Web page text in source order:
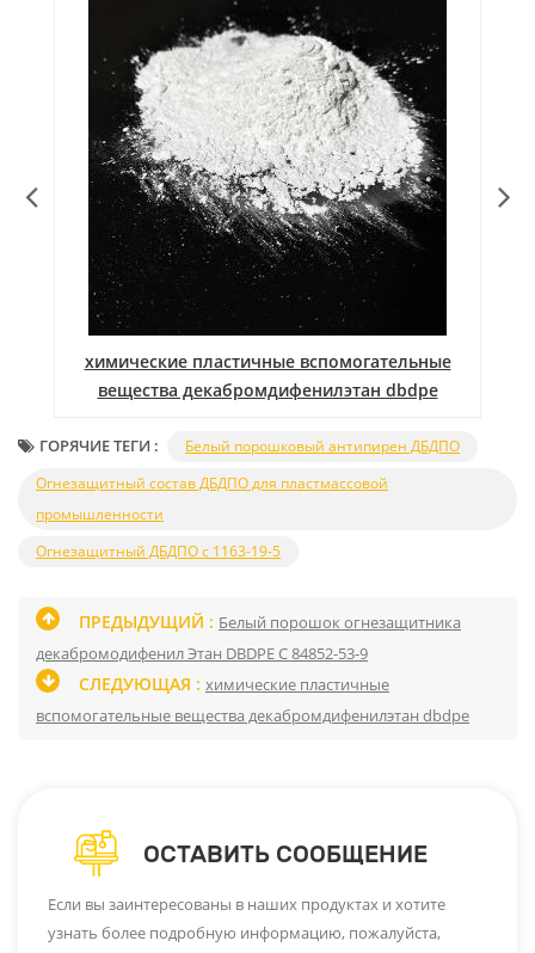
химические пластичные вспомогательные
вещества декабромдифенилэтан dbdpe
ГОРЯЧИЕ ТЕГИ :
Белый порошковый антипирен ДБДПО
Огнезащитный состав ДБДПО для пластмассовой
промышленности
Огнезащитный ДБДПО с 1163-19-5
ПРЕДЫДУЩИЙ : Белый порошок огнезащитника
декабромодифенил Этан DBDPE С 84852-53-9
СЛЕДУЮЩАЯ : химические пластичные
вспомогательные вещества декабромдифенилэтан dbdpe
ОСТАВИТЬ СООБЩЕНИЕ
Если вы заинтересованы в наших продуктах и ​​хотите
узнать более подробную информацию, пожалуйста,